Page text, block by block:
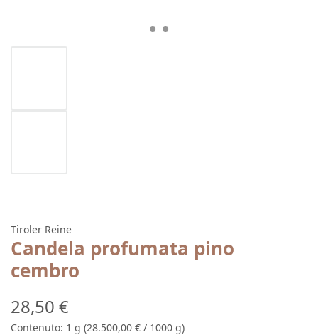
Tiroler Reine
Candela profumata pino
cembro
Prezzo normale:
28,50 €
Contenuto: 1 g (28.500,00 € / 1000 g)